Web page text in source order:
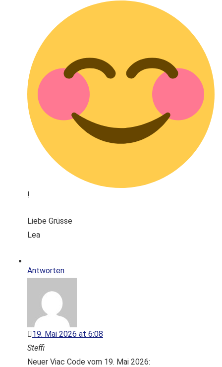
!
Liebe Grüsse
Lea
Antworten
19. Mai 2026 at 6:08
Steffi
Neuer Viac Code vom 19. Mai 2026: